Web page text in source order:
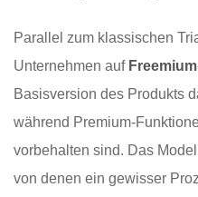
Parallel zum klassischen
Unternehmen auf Freemium
Basisversion des Produkts
während Premium-
vorbehalten sind. Das
von denen ein gewisser